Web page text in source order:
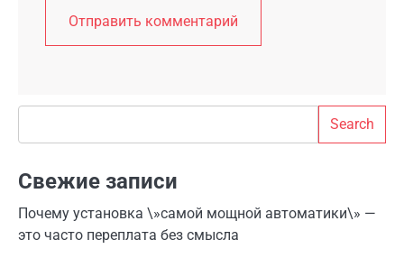
Search
Свежие записи
Почему установка \»самой мощной автоматики\» —
это часто переплата без смысла